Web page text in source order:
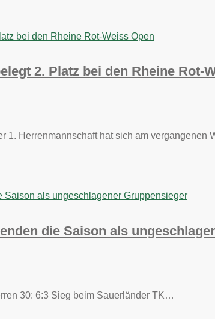
2. Platz bei den Rheine Rot-
1. Herrenmannschaft hat sich am vergangenen
die Saison als
30: 6:3 Sieg beim Sauerländer TK…